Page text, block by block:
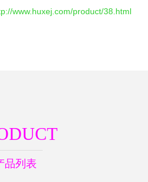
www.huxej.com/product/38.html
品列表